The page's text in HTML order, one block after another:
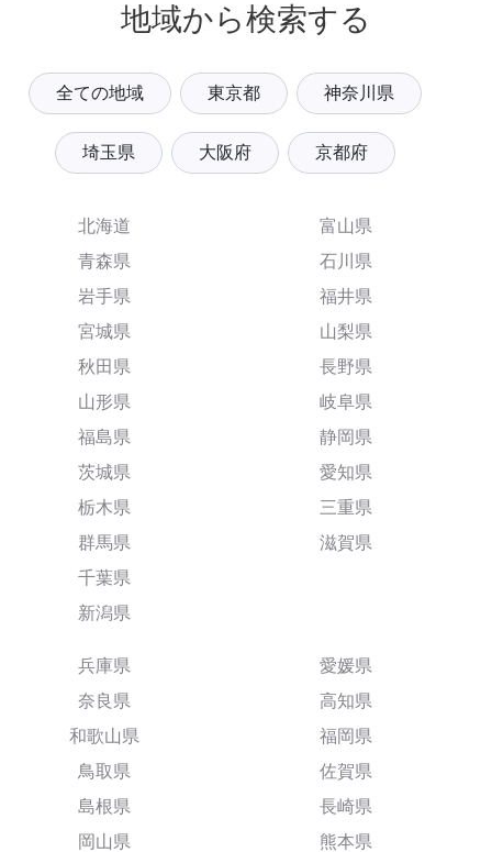
地域から検索する
全ての地域 東京都 神奈川県
埼玉県 大阪府 京都府
北海道
青森県
岩手県
宮城県
秋田県
山形県
福島県
茨城県
栃木県
群馬県
千葉県
新潟県
富山県
石川県
福井県
山梨県
長野県
岐阜県
静岡県
愛知県
三重県
滋賀県
兵庫県
奈良県
和歌山県
鳥取県
島根県
岡山県
愛媛県
高知県
福岡県
佐賀県
長崎県
熊本県